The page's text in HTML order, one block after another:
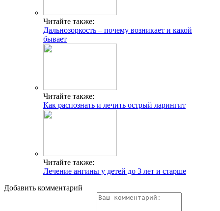
Читайте также:
Дальнозоркость – почему возникает и какой
бывает
Читайте также:
Как распознать и лечить острый ларингит
Читайте также:
Лечение ангины у детей до 3 лет и старше
Добавить комментарий